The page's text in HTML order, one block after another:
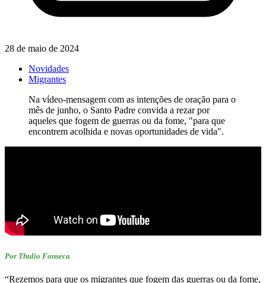
28 de maio de 2024
Novidades
Migrantes
Na vídeo-mensagem com as intenções de oração para o
mês de junho, o Santo Padre convida a rezar por
aqueles que fogem de guerras ou da fome, "para que
encontrem acolhida e novas oportunidades de vida".
Por Thulio Fonseca
“Rezemos para que os migrantes que fogem das guerras ou da fome,